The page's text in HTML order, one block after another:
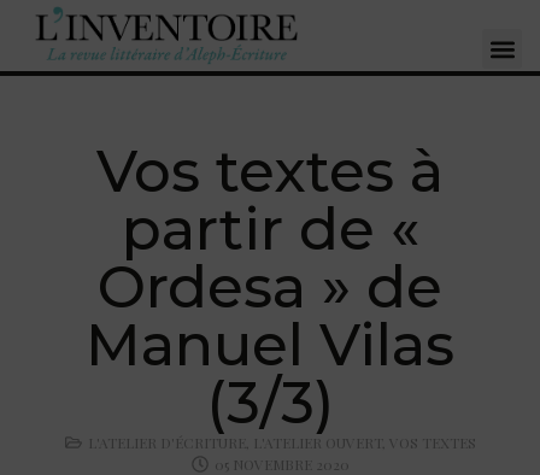
Vos textes à
partir de «
Ordesa » de
Manuel Vilas
(3/3)
L'ATELIER D'ÉCRITURE L'ATELIER OUVERT VOS TEXTES
05 NOVEMBRE 2020